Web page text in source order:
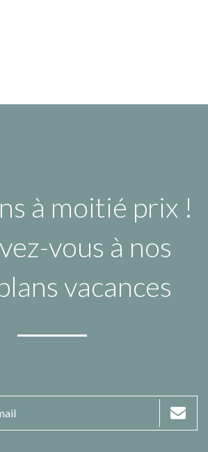
à moitié prix !
vous à nos
vacances